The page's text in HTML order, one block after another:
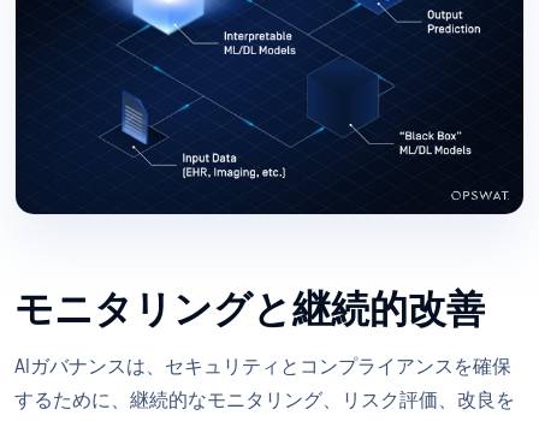
モニタリングと継続的改善
AIガバナンスは、セキュリティとコンプライアンスを確保
するために、継続的なモニタリング、リスク評価、改良を